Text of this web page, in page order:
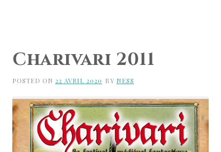
Charivari 2011
POSTED ON 22 AVRIL 2020 BY NESS